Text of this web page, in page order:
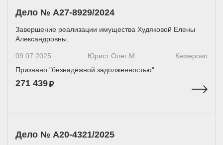
Дело № А27-8929/2024
Завершение реализации имущества Худяковой Елены
Александровны.
09.07.2025 Юрист Олег М..
Кемерово
Признано "безнадёжной задолженностью"
271 439
Дело № А20-4321/2025